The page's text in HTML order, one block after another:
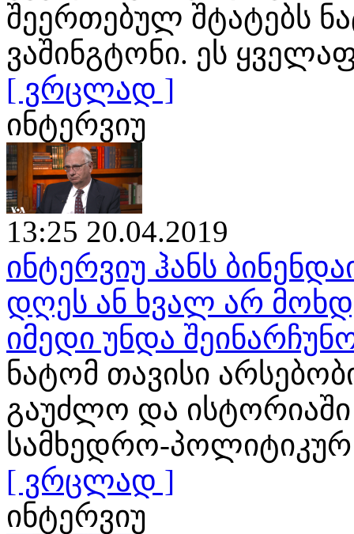
შეერთებულ შტატებს
ვაშინგტონი. ეს
[ ვრცლად ]
ინტერვიუ
13:25 20.04.2019
ინტერვიუ ჰანს
დღეს ან ხვალ არ
იმედი უნდა
ნატომ თავისი
გაუძლო და
სამხედრო-
[ ვრცლად ]
ინტერვიუ